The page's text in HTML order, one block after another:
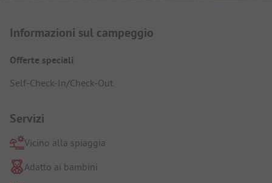
Informazioni sul campeggio
Offerte speciali
Self-Check-In/Check-Out.
Servizi
Vicino alla spiaggia
Adatto ai bambini